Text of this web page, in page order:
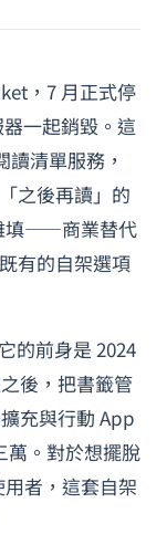
，7 月正式停
一起銷毀。這
清單服務，
之後再讀」的
填——商業替代
有的自架選項
的前身是 2024
後，把書籤管
充與行動 App
萬。對於想擺脫
者，這套自架